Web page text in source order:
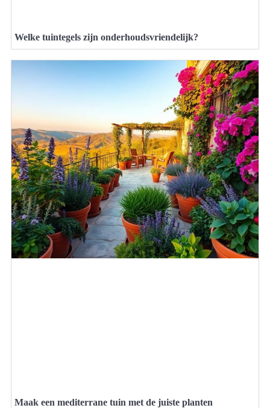
Welke tuintegels zijn onderhoudsvriendelijk?
Maak een mediterrane tuin met de juiste planten